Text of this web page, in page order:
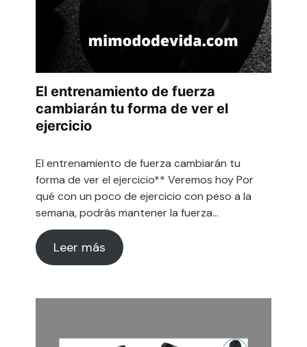
El entrenamiento de fuerza
cambiarán tu forma de ver el
ejercicio
El entrenamiento de fuerza cambiarán tu
forma de ver el ejercicio** Veremos hoy Por
qué con un poco de ejercicio con peso a la
semana, podrás mantener la fuerza…
Leer más